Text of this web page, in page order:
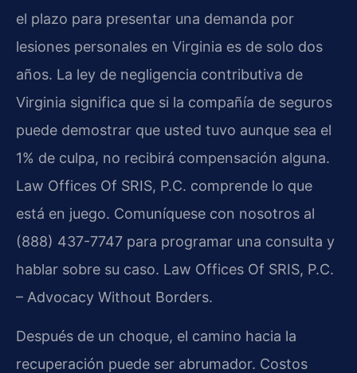
el plazo para presentar una demanda por
lesiones personales en Virginia es de solo dos
años. La ley de negligencia contributiva de
Virginia significa que si la compañía de seguros
puede demostrar que usted tuvo aunque sea el
1% de culpa, no recibirá compensación alguna.
Law Offices Of SRIS, P.C. comprende lo que
está en juego. Comuníquese con nosotros al
(888) 437-7747 para programar una consulta y
hablar sobre su caso. Law Offices Of SRIS, P.C.
– Advocacy Without Borders.
Después de un choque, el camino hacia la
recuperación puede ser abrumador. Costos